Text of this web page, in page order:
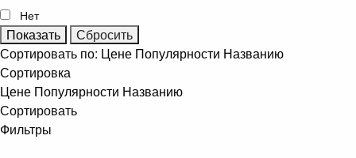
Нет
Сортировать по: Цене Популярности Названию
Сортировка
Цене Популярности Названию
Сортировать
Фильтры